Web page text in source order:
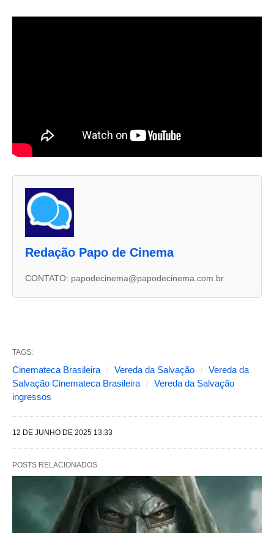
a
s
s
e
n
t
Redação Papo de Cinema
CONTATO: papodecinema@papodecinema.com.br
TAGS:
Cinemateca Brasileira Vereda da Salvação
Vereda da
Salvação Cinemateca Brasileira
Vereda da Salvação
ingressos
12 DE JUNHO DE 2025 13:33
POSTS RELACIONADOS